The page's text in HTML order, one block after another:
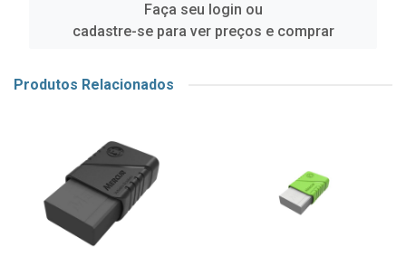
Faça seu login ou
cadastre-se para ver preços e comprar
Produtos Relacionados